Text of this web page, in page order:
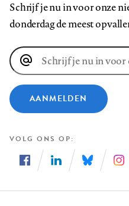
Schrijf je nu in voor onze
donderdag de meest
E-
mailadres
AANMELDEN
VOLG ONS OP
ons
ons
ons
ons